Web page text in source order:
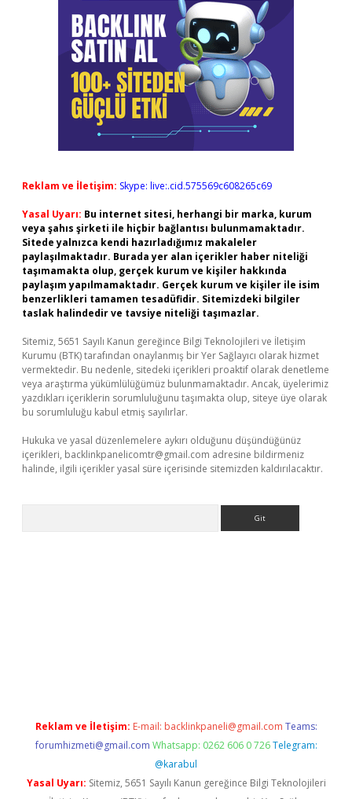
Reklam ve İletişim: Skype: live:.cid.575569c608265c69
Yasal Uyarı: Bu internet sitesi, herhangi bir marka, kurum
veya şahıs şirketi ile hiçbir bağlantısı bulunmamaktadır.
Sitede yalnızca kendi hazırladığımız makaleler
paylaşılmaktadır. Burada yer alan içerikler haber niteliği
taşımamakta olup, gerçek kurum ve kişiler hakkında
paylaşım yapılmamaktadır. Gerçek kurum ve kişiler ile isim
benzerlikleri tamamen tesadüfidir. Sitemizdeki bilgiler
taslak halindedir ve tavsiye niteliği taşımazlar.
Sitemiz, 5651 Sayılı Kanun gereğince Bilgi Teknolojileri ve İletişim
Kurumu (BTK) tarafından onaylanmış bir Yer Sağlayıcı olarak hizmet
vermektedir. Bu nedenle, sitedeki içerikleri proaktif olarak denetleme
veya araştırma yükümlülüğümüz bulunmamaktadır. Ancak, üyelerimiz
yazdıkları içeriklerin sorumluluğunu taşımakta olup, siteye üye olarak
bu sorumluluğu kabul etmiş sayılırlar.
Hukuka ve yasal düzenlemelere aykırı olduğunu düşündüğünüz
içerikleri, backlinkpanelicomtr@gmail.com adresine bildirmeniz
halinde, ilgili içerikler yasal süre içerisinde sitemizden kaldırılacaktır.
Reklam ve İletişim: E-mail: backlinkpaneli@gmail.com Teams:
forumhizmeti@gmail.com Whatsapp: 0262 606 0 726 Telegram:
@karabul
Yasal Uyarı: Sitemiz, 5651 Sayılı Kanun gereğince Bilgi Teknolojileri